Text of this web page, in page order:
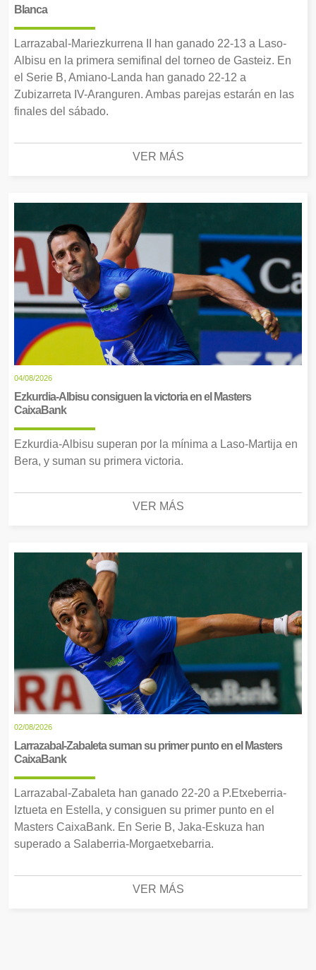
Blanca
Larrazabal-Mariezkurrena II han ganado 22-13 a Laso-
Albisu en la primera semifinal del torneo de Gasteiz. En
el Serie B, Amiano-Landa han ganado 22-12 a
Zubizarreta IV-Aranguren. Ambas parejas estarán en las
finales del sábado.
VER MÁS
04/08/2026
Ezkurdia-Albisu consiguen la victoria en el Masters
CaixaBank
Ezkurdia-Albisu superan por la mínima a Laso-Martija en
Bera, y suman su primera victoria.
VER MÁS
02/08/2026
Larrazabal-Zabaleta suman su primer punto en el Masters
CaixaBank
Larrazabal-Zabaleta han ganado 22-20 a P.Etxeberria-
Iztueta en Estella, y consiguen su primer punto en el
Masters CaixaBank. En Serie B, Jaka-Eskuza han
superado a Salaberria-Morgaetxebarria.
VER MÁS